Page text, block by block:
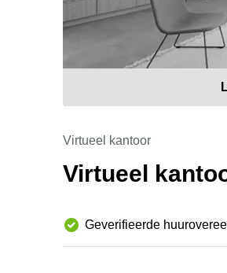
Virtueel kantoor
Virtueel
Geverifieerde